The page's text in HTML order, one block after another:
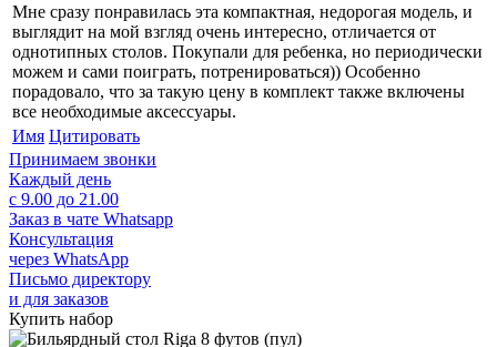
Мне сразу понравилась эта компактная, недорогая модель, и
выглядит на мой взгляд очень интересно, отличается от
однотипных столов. Покупали для ребенка, но периодически
можем и сами поиграть, потренироваться)) Особенно
порадовало, что за такую цену в комплект также включены
все необходимые аксессуары.
Имя Цитировать
Принимаем звонки
Каждый день
с 9.00 до 21.00
Заказ в чате Whatsapp
Консультация
через WhatsApp
Письмо директору
и для заказов
Купить набор